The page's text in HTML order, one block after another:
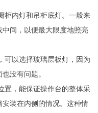
柜内灯和吊柜底灯。一般来
间，以便最大限度地照亮
可以选择玻璃层板灯，因为
没有问题。
置，能保证操作台的整体采
装在内侧的情况。这种情